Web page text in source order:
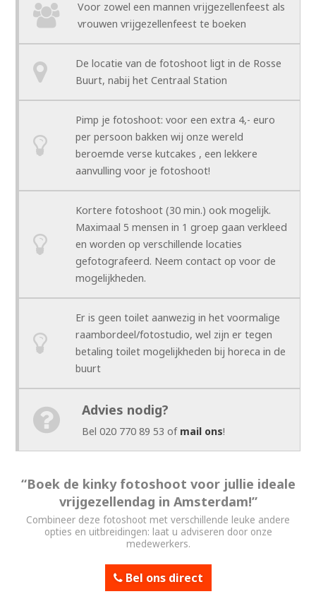
Voor zowel een mannen vrijgezellenfeest als
vrouwen vrijgezellenfeest te boeken
De locatie van de fotoshoot ligt in de Rosse
Buurt, nabij het Centraal Station
Pimp je fotoshoot: voor een extra 4,- euro
per persoon bakken wij onze wereld
beroemde verse kutcakes , een lekkere
aanvulling voor je fotoshoot!
Kortere fotoshoot (30 min.) ook mogelijk.
Maximaal 5 mensen in 1 groep gaan verkleed
en worden op verschillende locaties
gefotografeerd. Neem contact op voor de
mogelijkheden.
Er is geen toilet aanwezig in het voormalige
raambordeel/fotostudio, wel zijn er tegen
betaling toilet mogelijkheden bij horeca in de
buurt
Advies nodig?
Bel 020 770 89 53 of mail ons!
“Boek de kinky fotoshoot voor jullie ideale
vrijgezellendag in Amsterdam!”
Combineer deze fotoshoot met verschillende leuke andere
opties en uitbreidingen: laat u adviseren door onze
medewerkers.
Bel ons direct